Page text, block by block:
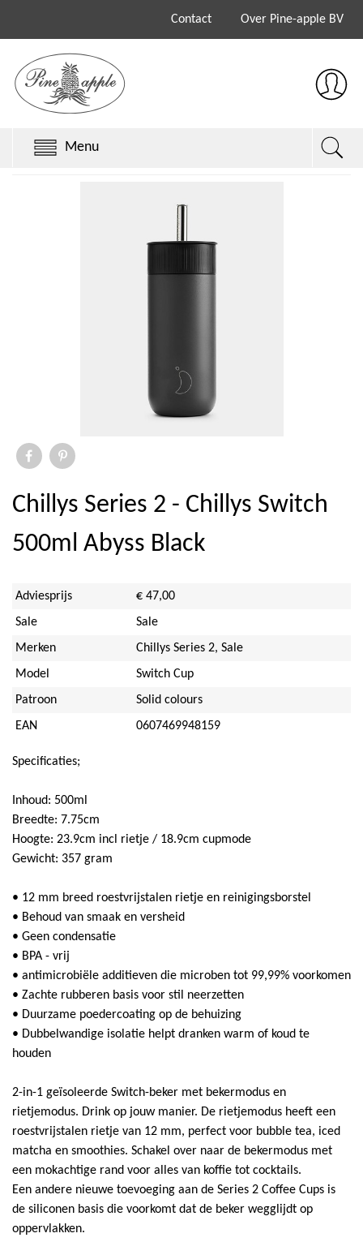
Contact Over Pine-apple BV
Menu
Savor & Sens
Aspen Mulling Spices
Dock & Bay
Sara Miller
Sanderson
PO Tea Slim Thermos
Super Scooper
Chillys Series 2 - Chillys Switch
500ml Abyss Black
Adviesprijs
€ 47,00
Sale
Sale
Merken
Chillys Series 2, Sale
Model
Switch Cup
Patroon
Solid colours
EAN
0607469948159
Specificaties;
Inhoud: 500ml
Breedte: 7.75cm
Hoogte: 23.9cm incl rietje / 18.9cm cupmode
Gewicht: 357 gram
• 12 mm breed roestvrijstalen rietje en reinigingsborstel
• Behoud van smaak en versheid
• Geen condensatie
• BPA - vrij
• antimicrobiële additieven die microben tot 99,99% voorkomen
• Zachte rubberen basis voor stil neerzetten
• Duurzame poedercoating op de behuizing
• Dubbelwandige isolatie helpt dranken warm of koud te
houden
2-in-1 geïsoleerde Switch-beker met bekermodus en
rietjemodus. Drink op jouw manier. De rietjemodus heeft een
roestvrijstalen rietje van 12 mm, perfect voor bubble tea, iced
matcha en smoothies. Schakel over naar de bekermodus met
een mokachtige rand voor alles van koffie tot cocktails.
Een andere nieuwe toevoeging aan de Series 2 Coffee Cups is
de siliconen basis die voorkomt dat de beker wegglijdt op
oppervlakken.